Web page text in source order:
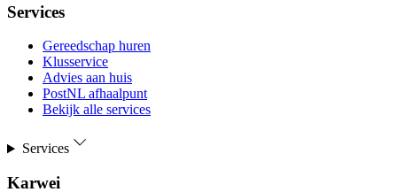
Services
Gereedschap huren
Klusservice
Advies aan huis
PostNL afhaalpunt
Bekijk alle services
Services
Karwei